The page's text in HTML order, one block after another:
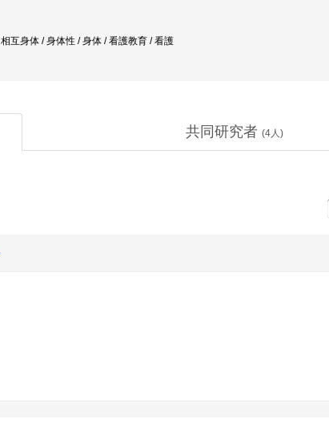
互身体 / 身体性 / 身体 / 看護教育 / 看護
共同研究者 (4人)